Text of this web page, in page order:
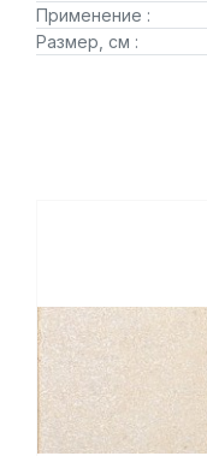
Применение :
Размер, см :